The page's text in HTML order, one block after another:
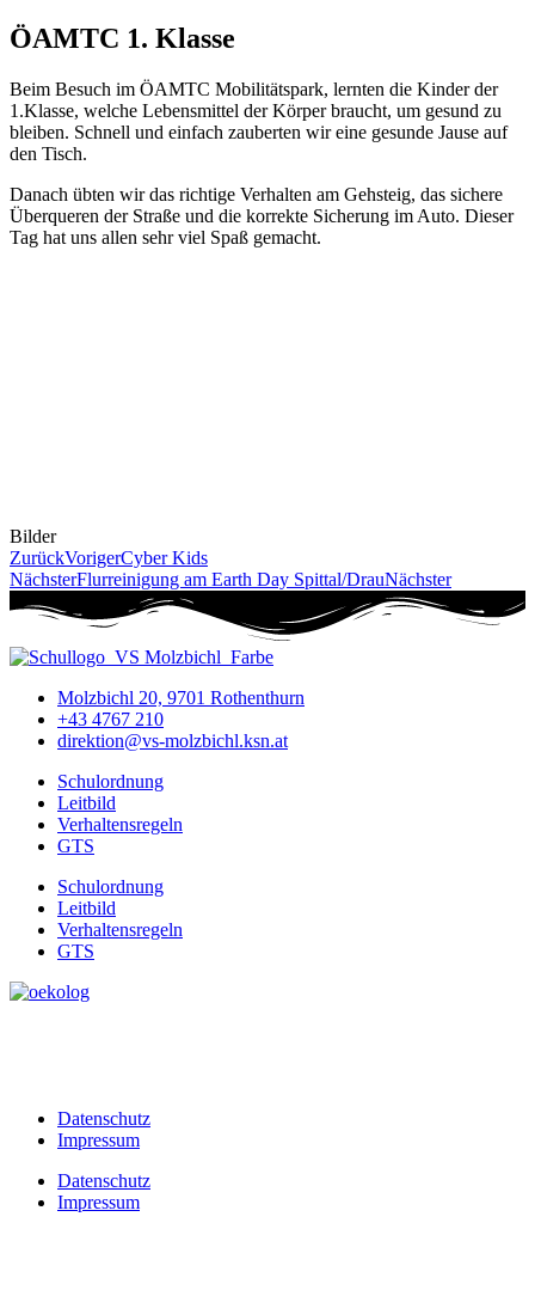
ÖAMTC 1. Klasse
Beim Besuch im ÖAMTC Mobilitätspark, lernten die Kinder der
1.Klasse, welche Lebensmittel der Körper braucht, um gesund zu
bleiben. Schnell und einfach zauberten wir eine gesunde Jause auf
den Tisch.
Danach übten wir das richtige Verhalten am Gehsteig, das sichere
Überqueren der Straße und die korrekte Sicherung im Auto. Dieser
Tag hat uns allen sehr viel Spaß gemacht.
Bilder
ZurückVorigerCyber Kids
NächsterFlurreinigung am Earth Day Spittal/DrauNächster
Molzbichl 20, 9701 Rothenthurn
+43 4767 210
direktion@vs-molzbichl.ksn.at
Schulordnung
Leitbild
Verhaltensregeln
GTS
Schulordnung
Leitbild
Verhaltensregeln
GTS
Datenschutz
Impressum
Datenschutz
Impressum